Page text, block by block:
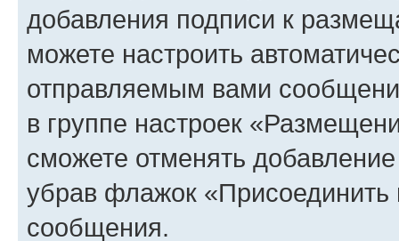
добавления подписи к
можете настроить
отправляемым вами
в группе настроек
сможете отменять
убрав флажок
сообщения.